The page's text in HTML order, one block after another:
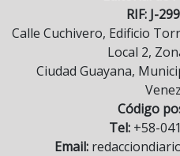
RIF: J-
Calle Cuchivero, Edificio
Local 2,
Ciudad Guayana,
Código
Tel:+58-
Email: